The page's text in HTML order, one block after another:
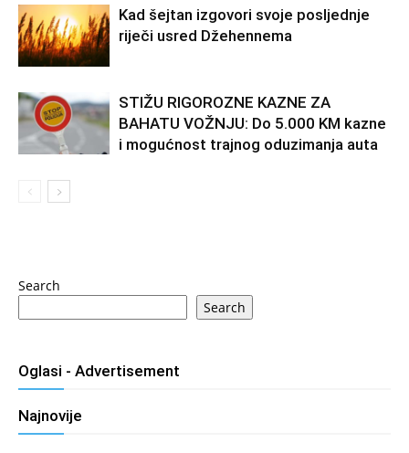
Kad šejtan izgovori svoje posljednje
riječi usred Džehennema
STIŽU RIGOROZNE KAZNE ZA
BAHATU VOŽNJU: Do 5.000 KM kazne
i mogućnost trajnog oduzimanja auta
Search
Search
Oglasi - Advertisement
Najnovije